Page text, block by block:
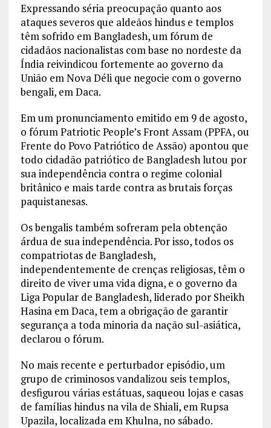
Expressando séria preocupação quanto aos
ataques severos que aldeãos hindus e templos
têm sofrido em Bangladesh, um fórum de
cidadãos nacionalistas com base no nordeste da
Índia reivindicou fortemente ao governo da
União em Nova Déli que negocie com o governo
bengali, em Daca.
Em um pronunciamento emitido em 9 de agosto,
o fórum Patriotic People’s Front Assam (PPFA, ou
Frente do Povo Patriótico de Assão) apontou que
todo cidadão patriótico de Bangladesh lutou por
sua independência contra o regime colonial
britânico e mais tarde contra as brutais forças
paquistanesas.
Os bengalis também sofreram pela obtenção
árdua de sua independência. Por isso, todos os
compatriotas de Bangladesh,
independentemente de crenças religiosas, têm o
direito de viver uma vida digna, e o governo da
Liga Popular de Bangladesh, liderado por Sheikh
Hasina em Daca, tem a obrigação de garantir
segurança a toda minoria da nação sul-asiática,
declarou o fórum.
No mais recente e perturbador episódio, um
grupo de criminosos vandalizou seis templos,
desfigurou várias estátuas, saqueou lojas e casas
de famílias hindus na vila de Shiali, em Rupsa
Upazila, localizada em Khulna, no sábado.